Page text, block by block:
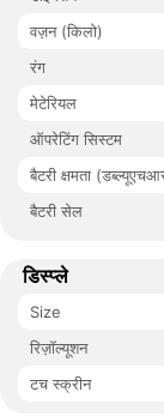
वज़न (किलो)
रंग
मेटेरियल
ऑपरेटिंग सिस्टम
बैटरी क्षमता
बैटरी सेल
डिस्प्ले
Size
रिज़ॉल्यूशन
टच स्क्रीन